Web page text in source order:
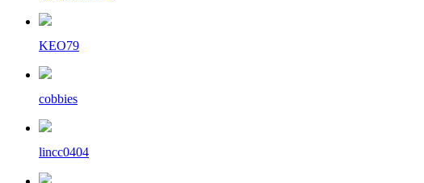
KEO79
cobbies
lincc0404